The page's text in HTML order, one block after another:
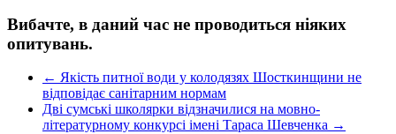
Вибачте, в даний час не проводиться ніяких
опитувань.
← Якість питної води у колодязях Шосткинщини не
відповідає санітарним нормам
Дві сумські школярки відзначилися на мовно-
літературному конкурсі імені Тараса Шевченка →